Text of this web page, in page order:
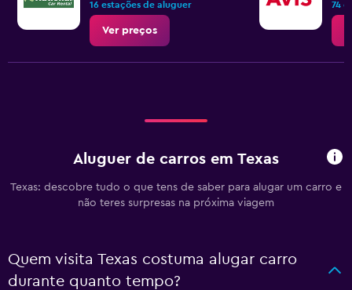
16 estações de aluguer
Ver preços
74
Aluguer de carros em Texas
Texas: descobre tudo o que tens de saber para alugar um carro e
não teres surpresas na próxima viagem
Quem visita Texas costuma alugar carro
durante quanto tempo?